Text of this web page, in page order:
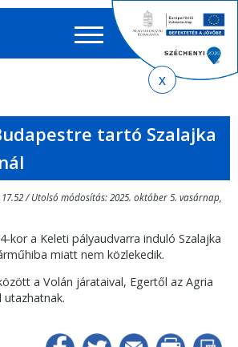
EN HU
űrlap
tartó Szalajka
/ Utolsó módosítás: 2025. október 5. vasárnap,
kor a Keleti pályaudvarra induló Szalajka
miatt nem közlekedik.
a Volán járataival, Egertől az Agria
utazhatnak.